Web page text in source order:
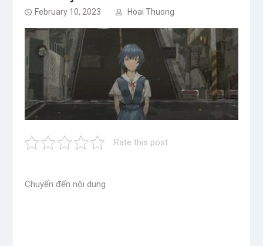
February 10, 2023 Hoai Thuong
Rate this post
Chuyển đến nội dung